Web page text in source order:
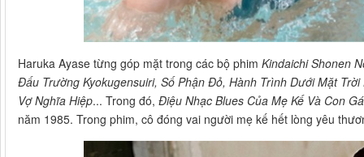
Haruka Ayase từng góp mặt trong các bộ phim Kindaichi Shonen
Đấu Trường Kyokugensuiri, Số Phận Đỏ, Hành Trình Dưới Mặt
Vợ Nghĩa Hiệp... Trong đó, Điệu Nhạc Blues Của Mẹ Kế Và Con
năm 1985. Trong phim, cô đóng vai người mẹ kế hết lòng yêu